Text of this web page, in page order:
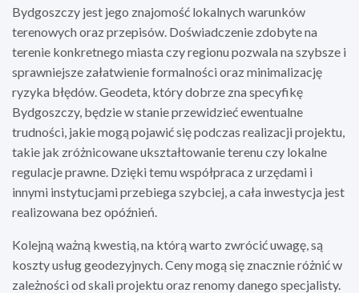
Bydgoszczy jest jego znajomość lokalnych warunków
terenowych oraz przepisów. Doświadczenie zdobyte na
terenie konkretnego miasta czy regionu pozwala na szybsze i
sprawniejsze załatwienie formalności oraz minimalizację
ryzyka błędów. Geodeta, który dobrze zna specyfikę
Bydgoszczy, będzie w stanie przewidzieć ewentualne
trudności, jakie mogą pojawić się podczas realizacji projektu,
takie jak zróżnicowane ukształtowanie terenu czy lokalne
regulacje prawne. Dzięki temu współpraca z urzędami i
innymi instytucjami przebiega szybciej, a cała inwestycja jest
realizowana bez opóźnień.
Kolejną ważną kwestią, na którą warto zwrócić uwagę, są
koszty usług geodezyjnych. Ceny mogą się znacznie różnić w
zależności od skali projektu oraz renomy danego specjalisty.